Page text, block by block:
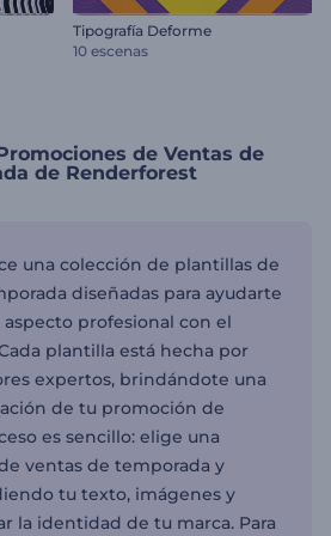
Tipografía Deforme
10 escenas
de Ventas de
de Renderforest
una colección de plantillas de
diseñadas para ayudarte
profesional con el
plantilla está hecha por
expertos, brindándote una
de tu promoción de
es sencillo: elige una
ventas de temporada y
tu texto, imágenes y
la identidad de tu marca. Para